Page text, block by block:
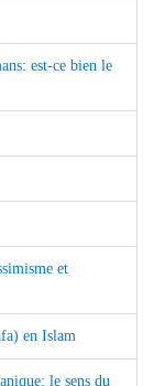
est-ce bien le
et
en Islam
le sens du